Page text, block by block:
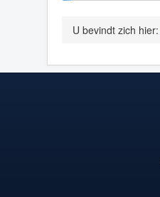
U bevindt zich hier: